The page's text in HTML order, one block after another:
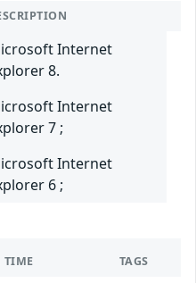
Internet
8.
Internet
7 ;
Internet
6 ;
TIME TAGS